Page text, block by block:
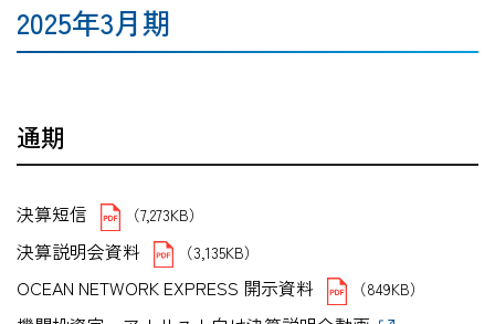
2025年3月期
通期
決算短信 （7,273KB）
決算説明会資料 （3,135KB）
OCEAN NETWORK EXPRESS 開示資料 （849KB）